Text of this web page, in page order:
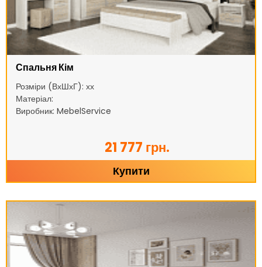
Спальня Кім
Розміри (ВхШхГ): хх
Матеріал:
Виробник: MebelService
21 777 грн.
Купити